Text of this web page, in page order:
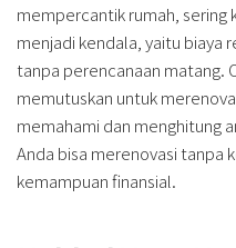
mempercantik rumah, sering
menjadi kendala, yaitu biaya
tanpa perencanaan matang.
memutuskan untuk
memahami dan menghitung
Anda bisa merenovasi tanpa
kemampuan finansial.